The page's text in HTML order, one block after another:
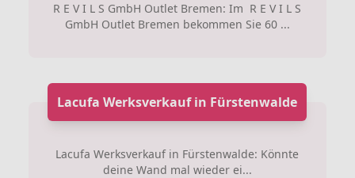
R E V I L S GmbH Outlet Bremen: Im R E V I L S
GmbH Outlet Bremen bekommen Sie 60 ...
Lacufa Werksverkauf in Fürstenwalde
Lacufa Werksverkauf in Fürstenwalde: Könnte
deine Wand mal wieder ei...